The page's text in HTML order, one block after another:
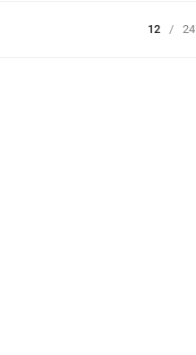
12 / 24